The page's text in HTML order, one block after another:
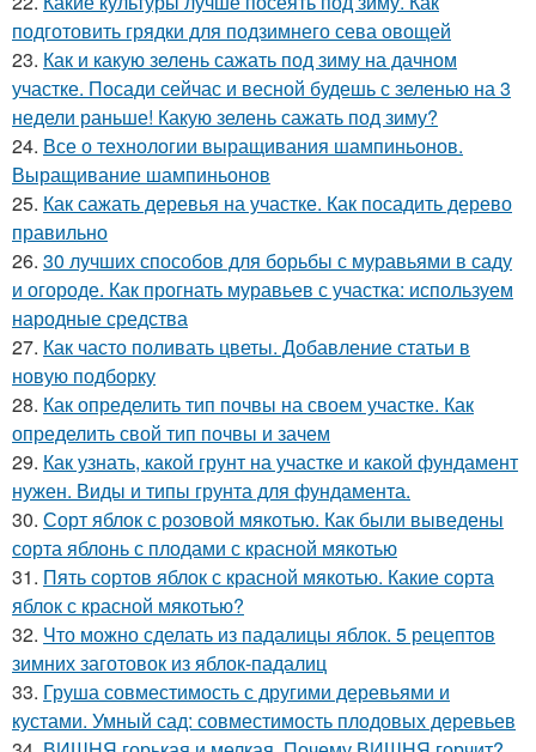
подготовить грядки для подзимнего сева овощей
23. Как и какую зелень сажать под зиму на дачном
участке. Посади сейчас и весной будешь с зеленью на 3
недели раньше! Какую зелень сажать под зиму?
24. Все о технологии выращивания шампиньонов.
Выращивание шампиньонов
25. Как сажать деревья на участке. Как посадить дерево
правильно
26. 30 лучших способов для борьбы с муравьями в саду
и огороде. Как прогнать муравьев с участка: используем
народные средства
27. Как часто поливать цветы. Добавление статьи в
новую подборку
28. Как определить тип почвы на своем участке. Как
определить свой тип почвы и зачем
29. Как узнать, какой грунт на участке и какой фундамент
нужен. Виды и типы грунта для фундамента.
30. Сорт яблок с розовой мякотью. Как были выведены
сорта яблонь с плодами с красной мякотью
31. Пять сортов яблок с красной мякотью. Какие сорта
яблок с красной мякотью?
32. Что можно сделать из падалицы яблок. 5 рецептов
зимних заготовок из яблок-падалиц
33. Груша совместимость с другими деревьями и
кустами. Умный сад: совместимость плодовых деревьев